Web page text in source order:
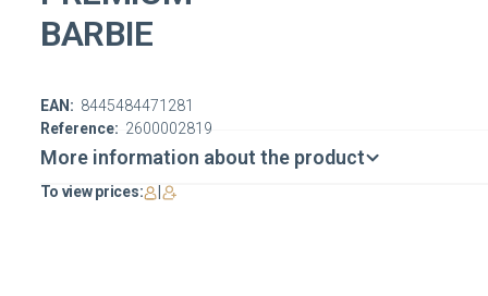
BARBIE
Reference: 2600002819
EAN: 8445484471281
More information about the product
To view prices: